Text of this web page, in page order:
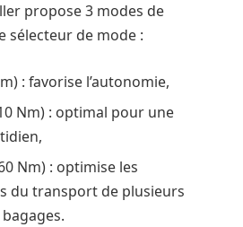
propose 3 modes de
sélecteur de mode :
: favorise l’autonomie,
Nm) : optimal pour une
Nm) : optimise les
du transport de plusieurs